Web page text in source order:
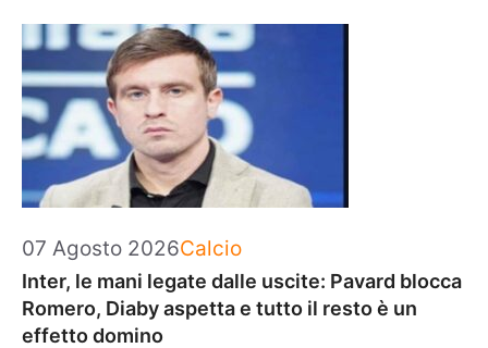
07 Agosto 2026Categorie
Calcio
Inter, le mani legate dalle uscite: Pavard blocca
Romero, Diaby aspetta e tutto il resto è un
effetto domino